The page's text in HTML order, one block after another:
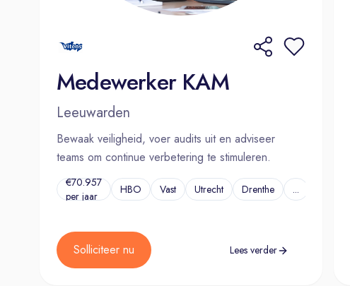
Medewerker KAM
Leeuwarden
Bewaak veiligheid, voer audits uit en adviseer
teams om continue verbetering te stimuleren.
€70.957
per jaar
HBO Vast Utrecht Drenthe ...
Solliciteer nu Lees verder